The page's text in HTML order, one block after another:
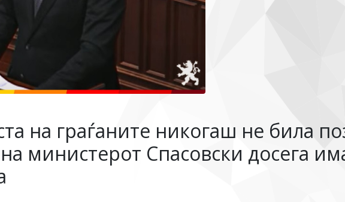
на граѓаните никогаш не била
министерот Спасовски досега